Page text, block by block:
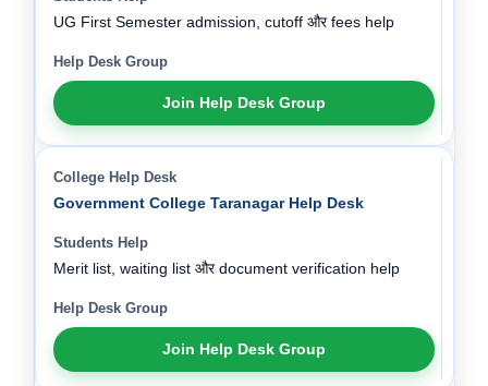
UG First Semester admission, cutoff और fees help
Join Help Desk Group
Government College Taranagar Help Desk
Merit list, waiting list और document verification help
Join Help Desk Group